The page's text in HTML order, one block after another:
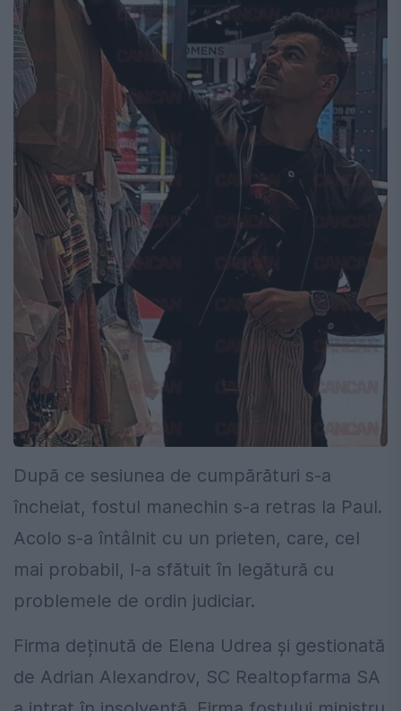
După ce sesiunea de cumpărături s-a
încheiat, fostul manechin s-a retras la Paul.
Acolo s-a întâlnit cu un prieten, care, cel
mai probabil, l-a sfătuit în legătură cu
problemele de ordin judiciar.
Firma deținută de Elena Udrea și gestionată
de Adrian Alexandrov, SC Realtopfarma SA